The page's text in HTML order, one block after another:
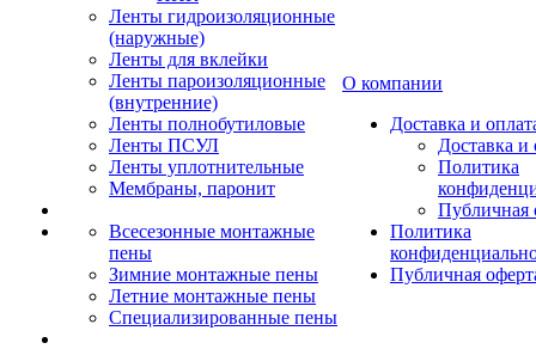
Ленты гидроизоляционные
(наружные)
Ленты для вклейки
Ленты пароизоляционные
(внутренние)
Ленты полнобутиловые
Ленты ПСУЛ
Ленты уплотнительные
Мембраны, паронит
Всесезонные монтажные
пены
Зимние монтажные пены
Летние монтажные пены
Специализированные пены
О компании
Доставка и
Доставка и
Политика
Публичная
Политика
Публичная